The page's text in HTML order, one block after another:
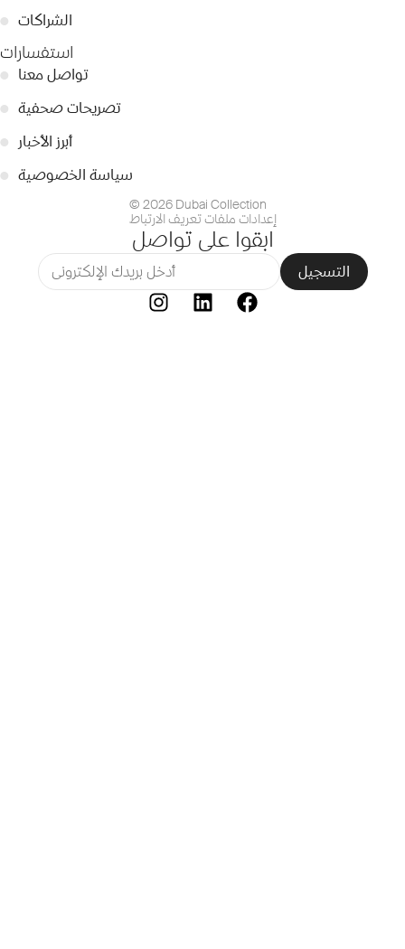
● الشراكات
استفسارات
● تواصل معنا
● تصريحات صحفية
●
أبرز الأخبار
● سياسة الخصوصية
© 2026 Dubai Collection
إعدادات ملفات تعريف الارتباط
ابقوا على تواصل
التسجيل